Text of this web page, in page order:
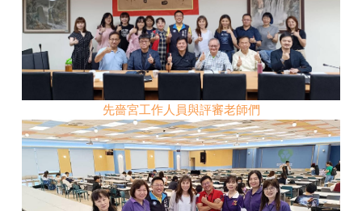
先嗇宮工作人員與評審老師們